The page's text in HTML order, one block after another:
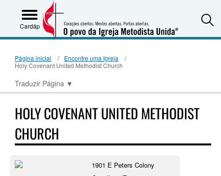
Cardápio
Página inicial
Encontre uma Igreja
Holy Covenant United Methodist Church
Traduzir Página ▼
HOLY COVENANT UNITED METHODIST
CHURCH
1901 E Peters Colony